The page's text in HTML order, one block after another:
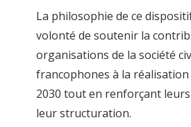
La philosophie de ce
volonté de soutenir la
organisations de la société
francophones à la réalisation
2030 tout en renforçant
leur structuration.